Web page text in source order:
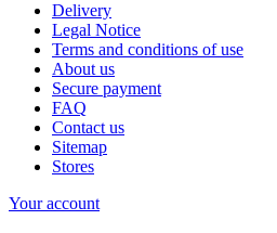
Delivery
Legal Notice
Terms and conditions of use
About us
Secure payment
FAQ
Contact us
Sitemap
Stores
Your account